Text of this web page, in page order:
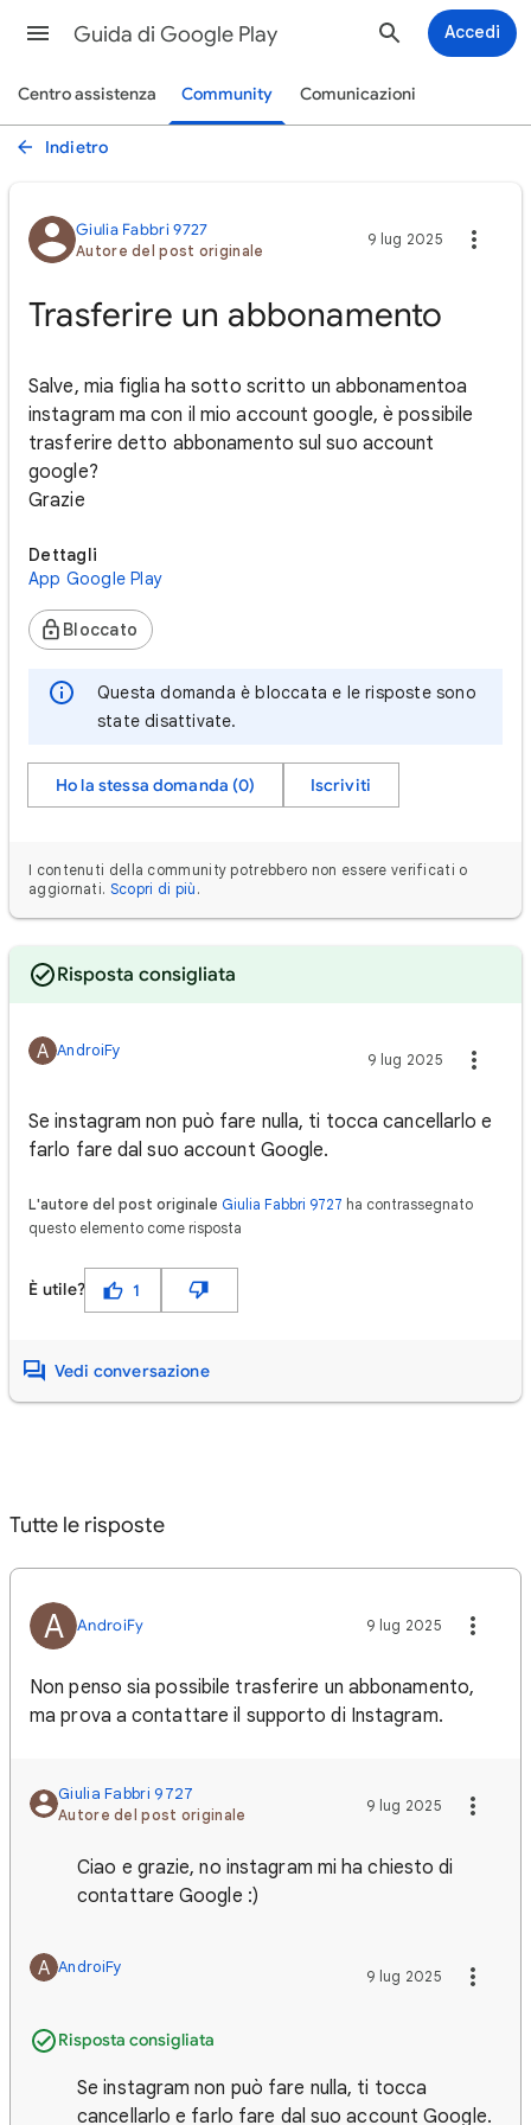
Guida di Google Play Accedi
Centro assistenza Community Comunicazioni
Indietro
Giulia Fabbri 9727
Autore del post originale
9 lug 2025
Trasferire un abbonamento
Salve, mia figlia ha sotto scritto un abbonamentoa
instagram ma con il mio account google, è possibile
trasferire detto abbonamento sul suo account
google?
Grazie
Dettagli
App Google Play
Bloccato
Questa domanda è bloccata e le risposte sono
state disattivate.
Ho la stessa domanda (0) Iscriviti
I contenuti della community potrebbero non essere verificati o
aggiornati. Scopri di più .
Risposta consigliata
A AndroiFy 9 lug 2025
Se instagram non può fare nulla, ti tocca cancellarlo e
farlo fare dal suo account Google.
L'autore del post originale Giulia Fabbri 9727 ha contrassegnato
questo elemento come risposta
È utile? 1
Vedi conversazione
Tutte le risposte
A AndroiFy 9 lug 2025
Non penso sia possibile trasferire un abbonamento,
ma prova a contattare il supporto di Instagram.
Giulia Fabbri 9727
Autore del post originale
9 lug 2025
Ciao e grazie, no instagram mi ha chiesto di
contattare Google :)
A AndroiFy
Risposta consigliata
9 lug 2025
Se instagram non può fare nulla, ti tocca
cancellarlo e farlo fare dal suo account Google.